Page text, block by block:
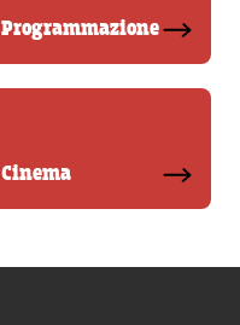
Programmazione
Cinema